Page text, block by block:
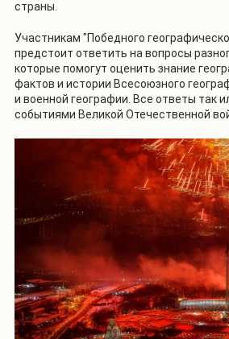
страны.
Участникам "Победного
предстоит ответить на вопросы
которые помогут оценить знание
фактов и истории Всесоюзного
и военной географии. Все ответы так
событиями Великой Отечественной